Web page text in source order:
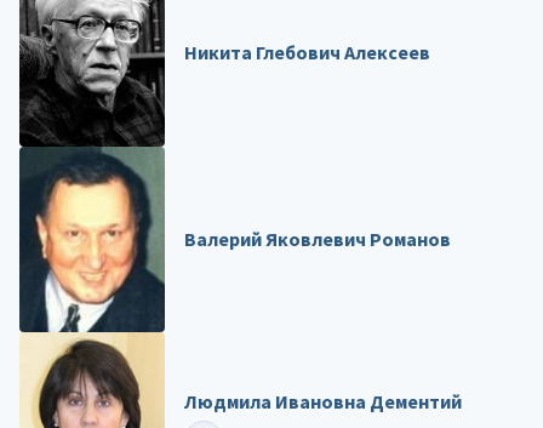
Никита Глебович Алексеев
Валерий Яковлевич Романов
Людмила Ивановна Дементий